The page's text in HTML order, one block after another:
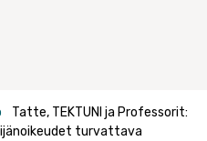
Tatte, TEKTUNI ja Professorit:
turvattava